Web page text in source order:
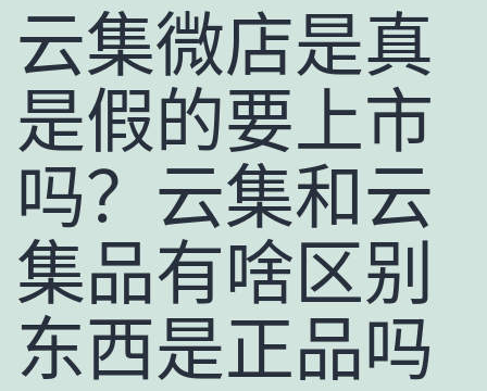
云集微店是真
是假的要上市
吗？云集和云
集品有啥区别
东西是正品吗